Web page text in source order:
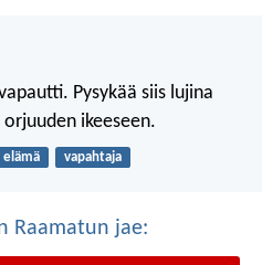
Pysykää siis lujina
ikeeseen.
elämä vapahtaja
Raamatun jae: